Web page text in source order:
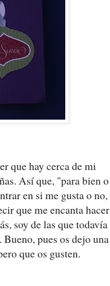
que hay cerca de mi
Así que, "para bien o
en si me gusta o no,
que me encanta hacer
soy de las que todavía
pues os dejo una
que os gusten.